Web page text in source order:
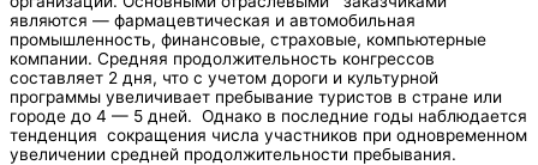
являются — фармацевтическая и автомобильная
промышленность, финансовые, страховые, компьютерные
компании. Средняя продолжительность конгрессов
составляет 2 дня, что с учетом дороги и культурной
программы увеличивает пребывание туристов в стране или
городе до 4 — 5 дней. Однако в последние годы наблюдается
тенденция сокращения числа участников при одновременном
увеличении средней продолжительности пребывания.